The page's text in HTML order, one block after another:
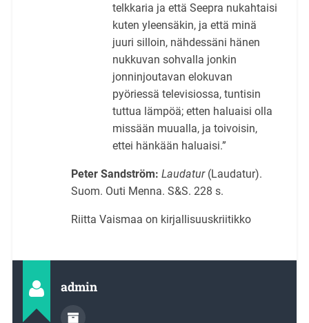
telkkaria ja että Seepra nukahtaisi
kuten yleensäkin, ja että minä
juuri silloin, nähdessäni hänen
nukkuvan sohvalla jonkin
jonninjoutavan elokuvan
pyöriessä televisiossa, tuntisin
tuttua lämpöä; etten haluaisi olla
missään muualla, ja toivoisin,
ettei hänkään haluaisi.”
Peter Sandström: Laudatur(Laudatur).
Suom. Outi Menna. S&S. 228 s.
Riitta Vaismaa on kirjallisuuskriitikko
admin